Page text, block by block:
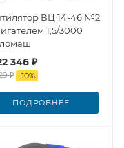
ВЦ 14-46 №2
1,5/3000
346 ₽
₽ -10%
ПОДРОБНЕЕ